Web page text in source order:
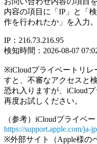
内容の項目に「IP」と「
作を行われたか」を入力。
IP：216.73.216.95
検知時間：2026-08-07
※iCloudプライベートリレ
すと、不審なアクセスと
恐れ入りますが、iCloud
再度お試しください。
（参考）iCloudプライベ
https://support.apple.com/ja-
※外部サイト（Apple様の